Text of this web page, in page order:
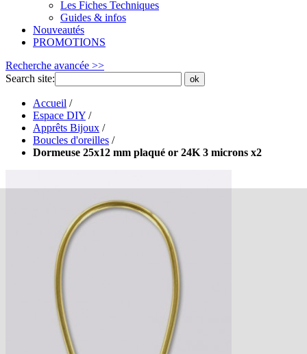
Les Fiches Techniques
Guides & infos
Nouveautés
PROMOTIONS
Recherche avancée >>
Search site:
ok
Accueil /
Espace DIY /
Apprêts Bijoux /
Boucles d'oreilles /
Dormeuse 25x12 mm plaqué or 24K 3 microns x2